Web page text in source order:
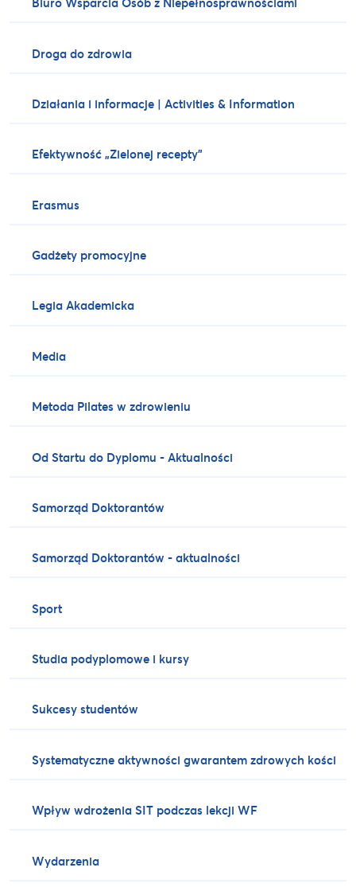
Droga do zdrowia
Działania i informacje | Activities & Information
Efektywność „Zielonej recepty”
Erasmus
Gadżety promocyjne
Legia Akademicka
Media
Metoda Pilates w zdrowieniu
Od Startu do Dyplomu - Aktualności
Samorząd Doktorantów
Samorząd Doktorantów - aktualności
Sport
Studia podyplomowe i kursy
Sukcesy studentów
Systematyczne aktywności gwarantem zdrowych kości
Wpływ wdrożenia SIT podczas lekcji WF
Wydarzenia